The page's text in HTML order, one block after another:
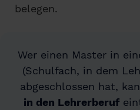
belegen.
Wer einen Master in
(Schulfach, in dem
abgeschlossen hat,
in den Lehrerberuf